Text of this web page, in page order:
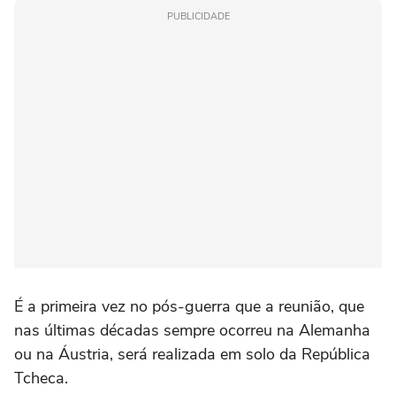
PUBLICIDADE
É a primeira vez no pós-guerra que a reunião, que
nas últimas décadas sempre ocorreu na Alemanha
ou na Áustria, será realizada em solo da República
Tcheca.